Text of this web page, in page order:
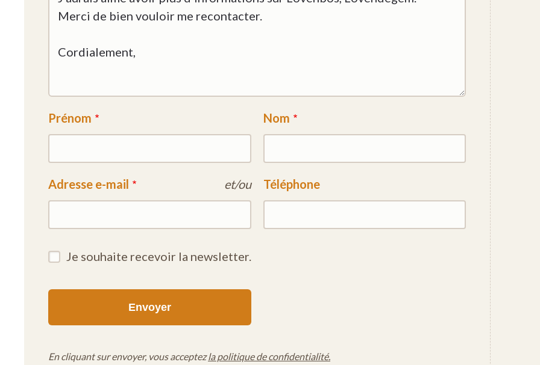
Prénom Nom
Adresse e-mail et/ou Téléphone
Je souhaite recevoir la newsletter.
En cliquant sur envoyer, vous acceptezla politique de confidentialité.